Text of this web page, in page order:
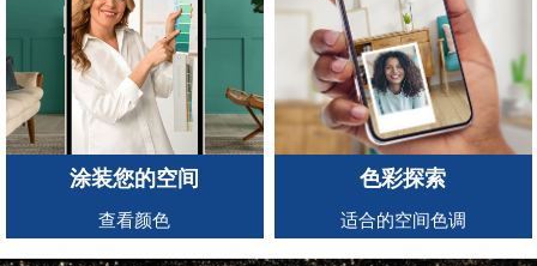
涂装您的空间
查看颜色
色彩探索
适合的空间色调